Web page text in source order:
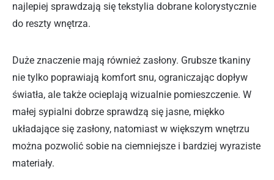
najlepiej sprawdzają się tekstylia dobrane kolorystycznie
do reszty wnętrza.
Duże znaczenie mają również zasłony. Grubsze tkaniny
nie tylko poprawiają komfort snu, ograniczając dopływ
światła, ale także ocieplają wizualnie pomieszczenie. W
małej sypialni dobrze sprawdzą się jasne, miękko
układające się zasłony, natomiast w większym wnętrzu
można pozwolić sobie na ciemniejsze i bardziej wyraziste
materiały.